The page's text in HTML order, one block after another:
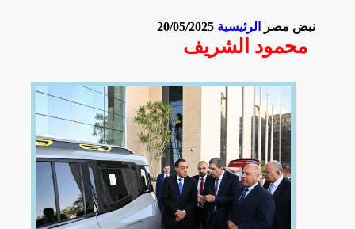
نبض مصر الرئيسية 20/05/2025
محمود الشريف